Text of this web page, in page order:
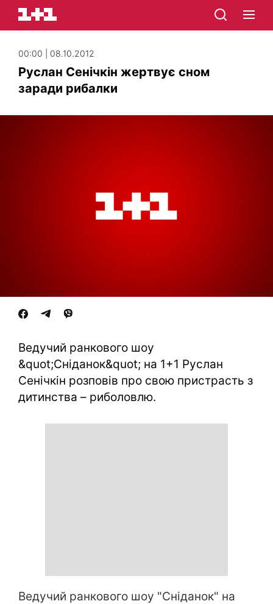
00:00 | 08.10.2012
Руслан Сенічкін жертвує сном
заради рибалки
Ведучий ранкового шоу
&quot;Сніданок&quot; на 1+1 Руслан
Сенічкін розповів про свою пристрасть з
дитинства – риболовлю.
Ведучий ранкового шоу "Сніданок" на